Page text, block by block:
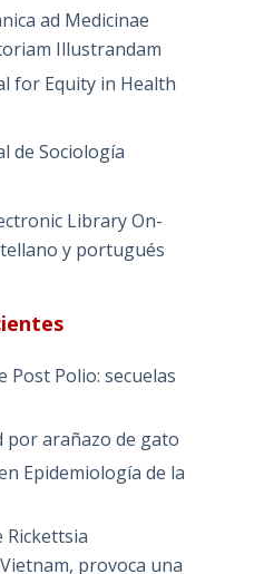
ad Medicinae
Illustrandam
for Equity in Health
de Sociología
Library On-
y portugués
Post Polio: secuelas
por arañazo de gato
Epidemiología de la
Rickettsia
provoca una